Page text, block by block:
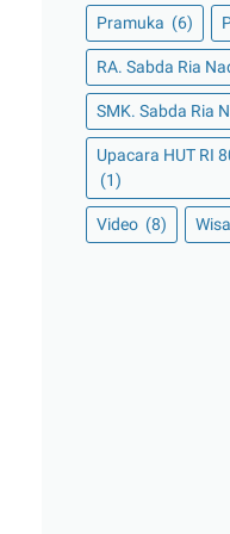
Pramuka (6)
RA. Sabda Ria
SMK. Sabda Ria
Upacara HUT RI
(1)
Video (8)